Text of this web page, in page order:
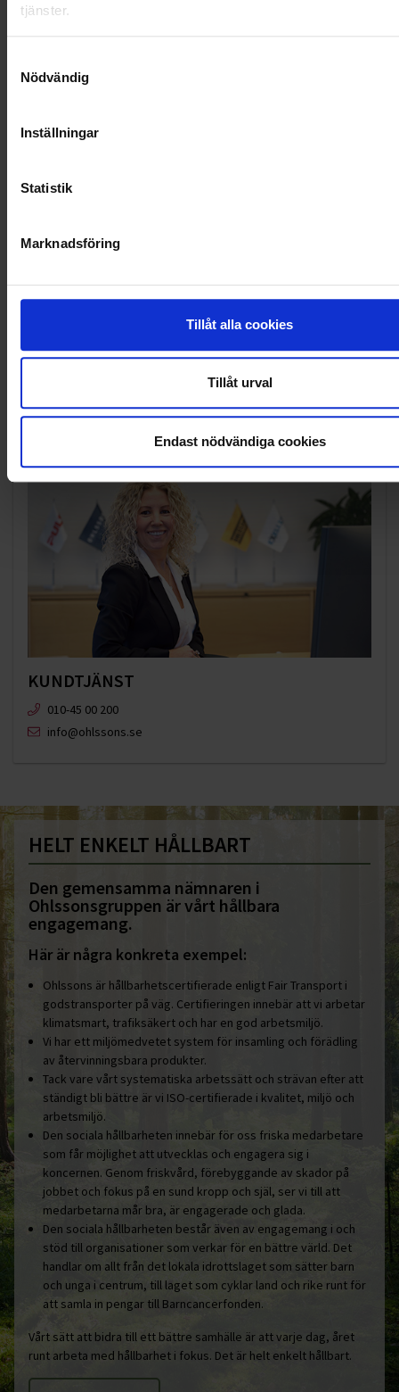
tjänster.
Nödvändig
Inställningar
Statistik
Marknadsföring
Tillåt alla cookies
Tillåt urval
Endast nödvändiga cookies
LANDSKRONA
OHLSSONS REGION SYD
OHLSSONS REGION VÄST
SAMARBETEN
KUNDTJÄNST
010-45 00 200​
info@ohlssons.se
HELT ENKELT HÅLLBART
Den gemensamma nämnaren i
Ohlssonsgruppen är vårt hållbara
engagemang.
Här är några konkreta exempel:
Ohlssons är hållbarhetscertifierade enligt Fair Transport i
godstransporter på väg. Certifieringen innebär att vi arbetar
klimatsmart, trafiksäkert och har en god arbetsmiljö.
Vi har ett miljömedvetet system för insamling och förädling
av återvinningsbara produkter.
Tack vare vårt systematiska arbetssätt och strävan efter att
ständigt bli bättre är vi ISO-certifierade i kvalitet, miljö och
arbetsmiljö.
Den sociala hållbarheten innebär för oss friska medarbetare
som får möjlighet att utvecklas och engagera sig i
koncernen. Genom friskvård, förebyggande av skador på
jobbet och fokus på en sund kropp och själ, ser vi till att
medarbetarna mår bra, är engagerade och glada.
Den sociala hållbarheten består även av engagemang i och
stöd till organisationer som verkar för en bättre värld. Det
handlar om allt från det lokala idrottslaget som sätter barn
och unga i centrum, till laget som cyklar land och rike runt för
att samla in pengar till Barncancerfonden.
Vårt sätt att bidra till ett bättre samhälle är att varje dag, året
runt arbeta med hållbarhet i fokus. Det är helt enkelt hållbart.